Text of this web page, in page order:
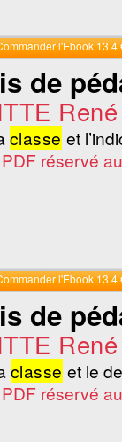
l'Ebook 13.4
de
René
classe et
réservé
l'Ebook 13.4
de
René
classe et le
réservé